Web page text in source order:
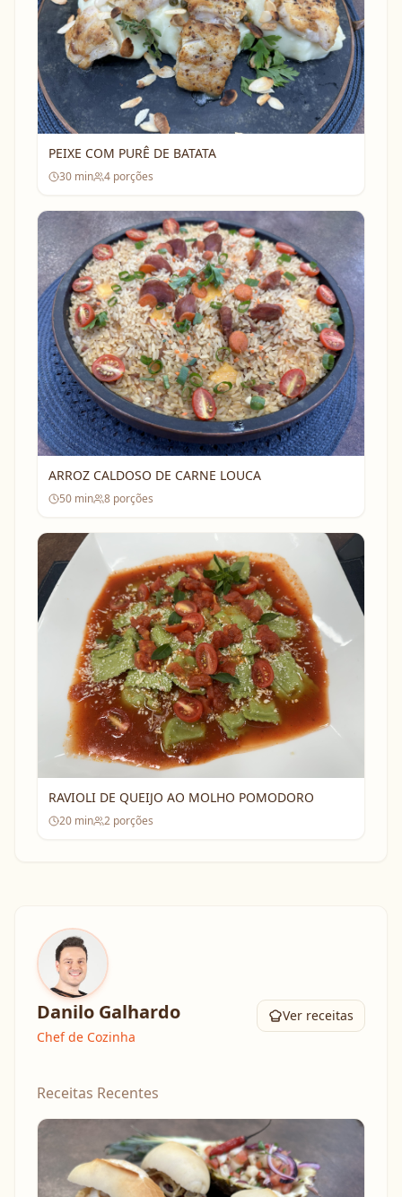
PEIXE COM PURÊ DE BATATA
30 min 4 porções
ARROZ CALDOSO DE CARNE LOUCA
50 min 8 porções
RAVIOLI DE QUEIJO AO MOLHO POMODORO
20 min 2 porções
Danilo Galhardo
Chef de Cozinha
Ver receitas
Receitas Recentes